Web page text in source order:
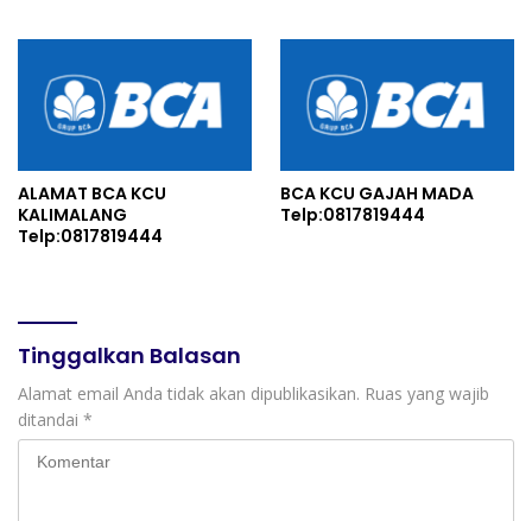
ALAMAT BCA KCU
KALIMALANG
Telp:0817819444
BCA KCU GAJAH MADA
Telp:0817819444
Tinggalkan Balasan
Alamat email Anda tidak akan dipublikasikan. Ruas yang wajib
ditandai *